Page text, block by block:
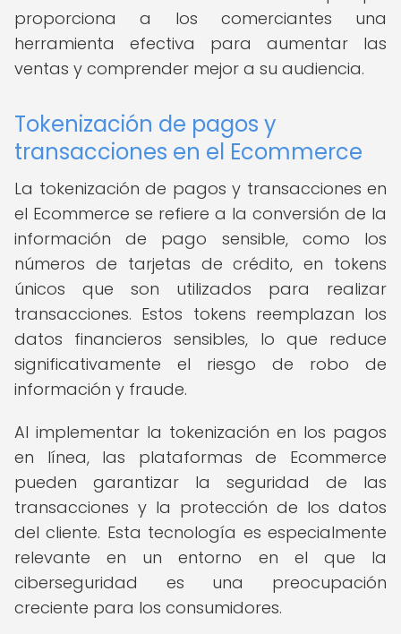
proporciona a los comerciantes una
herramienta efectiva para aumentar las
ventas y comprender mejor a su audiencia.
Tokenización de pagos y
transacciones en el Ecommerce
La tokenización de pagos y transacciones en
el Ecommerce se refiere a la conversión de la
información de pago sensible, como los
números de tarjetas de crédito, en tokens
únicos que son utilizados para realizar
transacciones. Estos tokens reemplazan los
datos financieros sensibles, lo que reduce
significativamente el riesgo de robo de
información y fraude.
Al implementar la tokenización en los pagos
en línea, las plataformas de Ecommerce
pueden garantizar la seguridad de las
transacciones y la protección de los datos
del cliente. Esta tecnología es especialmente
relevante en un entorno en el que la
ciberseguridad es una preocupación
creciente para los consumidores.